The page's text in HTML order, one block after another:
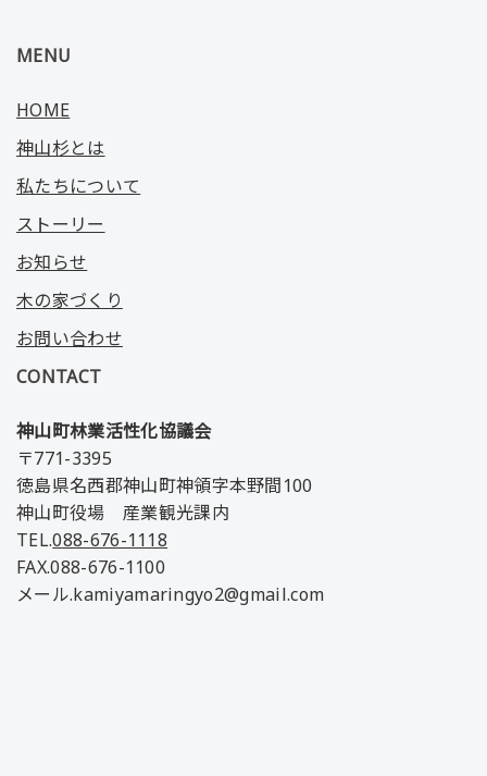
MENU
HOME
神山杉とは
私たちについて
ストーリー
お知らせ
木の家づくり
お問い合わせ
CONTACT
神山町林業活性化協議会
〒771-3395
徳島県名西郡神山町神領字本野間100
神山町役場 産業観光課内
TEL.088-676-1118
FAX.088-676-1100
メール.kamiyamaringyo2@gmail.com